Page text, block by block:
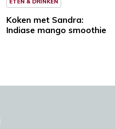
Koken met Sandra:
Indiase mango smoothie